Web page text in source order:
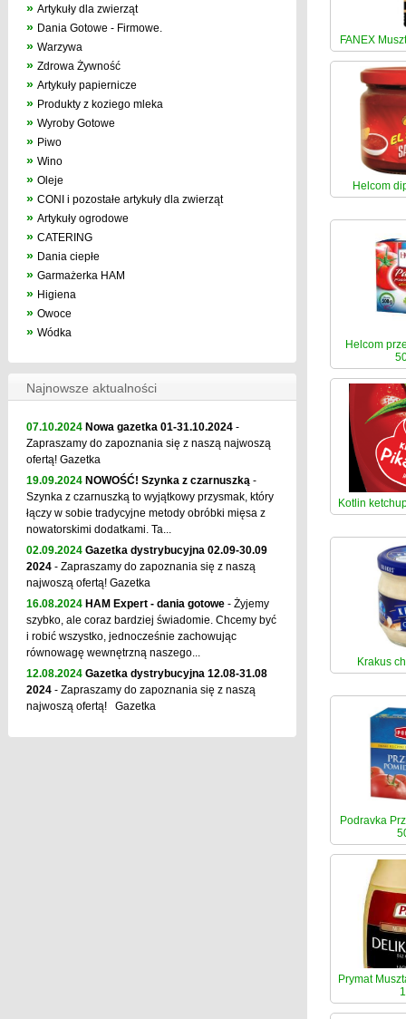
» Artykuły dla zwierząt
» Dania Gotowe - Firmowe.
» Warzywa
» Zdrowa Żywność
» Artykuły papiernicze
» Produkty z koziego mleka
» Wyroby Gotowe
» Piwo
» Wino
» Oleje
» CONI i pozostałe artykuły dla zwierząt
» Artykuły ogrodowe
» CATERING
» Dania ciepłe
» Garmażerka HAM
» Higiena
» Owoce
» Wódka
Najnowsze aktualności
07.10.2024 Nowa gazetka 01-31.10.2024 -
Zapraszamy do zapoznania się z naszą najwoszą
ofertą! Gazetka
19.09.2024 NOWOŚĆ! Szynka z czarnuszką -
Szynka z czarnuszką to wyjątkowy przysmak, który
łączy w sobie tradycyjne metody obróbki mięsa z
nowatorskimi dodatkami. Ta...
02.09.2024 Gazetka dystrybucyjna 02.09-30.09
2024 - Zapraszamy do zapoznania się z naszą
najwoszą ofertą! Gazetka
16.08.2024 HAM Expert - dania gotowe - Żyjemy
szybko, ale coraz bardziej świadomie. Chcemy być
i robić wszystko, jednocześnie zachowując
równowagę wewnętrzną naszego...
12.08.2024 Gazetka dystrybucyjna 12.08-31.08
2024 - Zapraszamy do zapoznania się z naszą
najwoszą ofertą! Gazetka
FANEX
Helcom
Helcom
Kotlin
Krakus
Podravka
Prymat